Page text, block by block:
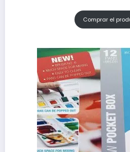
Comprar el